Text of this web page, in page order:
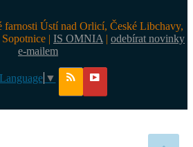
Ústí nad Orlicí, České Libchavy,
| IS OMNIA | odebírat novinky
e-mailem
▼